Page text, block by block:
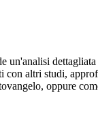
altri studi,
oppure